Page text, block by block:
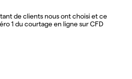
de clients nous ont choisi et ce
1 du courtage en ligne sur CFD